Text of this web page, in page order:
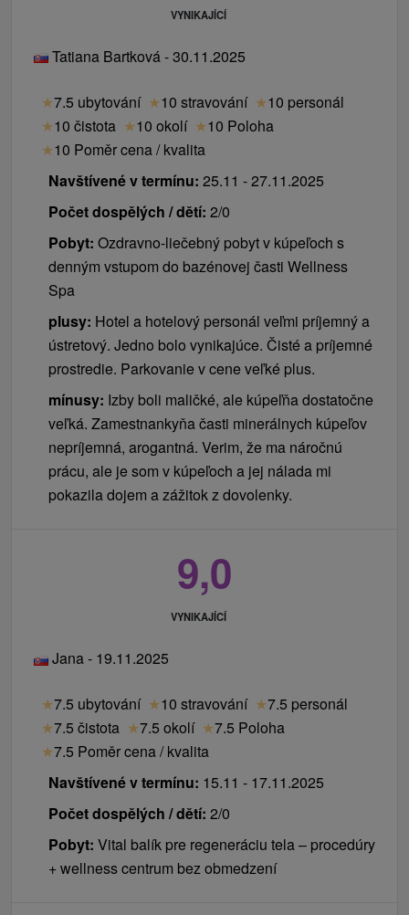
VYNIKAJÍCÍ
Tatiana Bartková - 30.11.2025
★7.5 ubytování ★10 stravování ★10 personál
★10 čistota ★10 okolí ★10 Poloha
★10 Poměr cena / kvalita
Navštívené v termínu: 25.11 - 27.11.2025
Počet dospělých / dětí: 2/0
Pobyt: Ozdravno-liečebný pobyt v kúpeľoch s
denným vstupom do bazénovej časti Wellness
Spa
plusy: Hotel a hotelový personál veľmi príjemný a
ústretový. Jedno bolo vynikajúce. Čisté a príjemné
prostredie. Parkovanie v cene veľké plus.
mínusy: Izby boli maličké, ale kúpeľňa dostatočne
veľká. Zamestnankyňa časti minerálnych kúpeľov
nepríjemná, arogantná. Verim, že ma náročnú
prácu, ale je som v kúpeľoch a jej nálada mi
pokazila dojem a zážitok z dovolenky.
9,0
VYNIKAJÍCÍ
Jana - 19.11.2025
★7.5 ubytování ★10 stravování ★7.5 personál
★7.5 čistota ★7.5 okolí ★7.5 Poloha
★7.5 Poměr cena / kvalita
Navštívené v termínu: 15.11 - 17.11.2025
Počet dospělých / dětí: 2/0
Pobyt: Vital balík pre regeneráciu tela – procedúry
+ wellness centrum bez obmedzení